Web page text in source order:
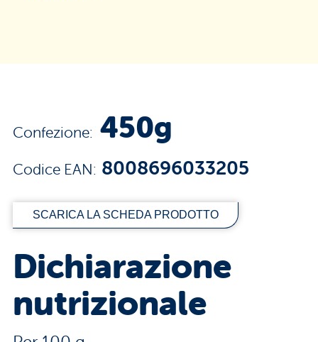
Confezione: 450g
Codice EAN: 8008696033205
SCARICA LA SCHEDA PRODOTTO
Dichiarazione
nutrizionale